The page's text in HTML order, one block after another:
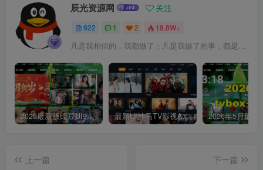
辰光资源网 关注
922 1 2 18.8W+
凡是我相信的，我都做了；凡是我做了的事，都是全身心地投入去做的
2026最新版绿豆UI9双端影视APP源码 最新UI神马TV影视APP源码 乐檬影视苹果CMS后台 包含前后端源码
上一篇
下一篇